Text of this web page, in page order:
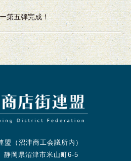
第五弾完成！
盟（沼津商工会議所内）
岡県沼津市米山町6-5